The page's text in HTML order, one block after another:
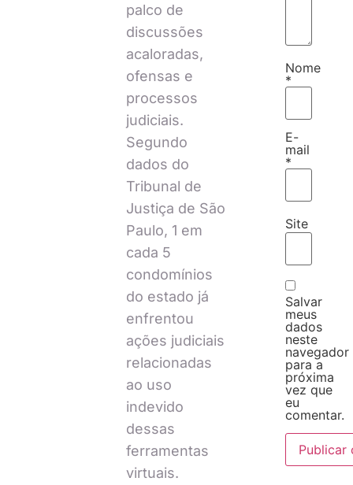
palco de
discussões
acaloradas,
ofensas e
processos
judiciais.
Segundo
dados do
Tribunal de
Justiça de São
Paulo, 1 em
cada 5
condomínios
do estado já
enfrentou
ações judiciais
relacionadas
ao uso
indevido
dessas
ferramentas
virtuais.
Nome
*
E-
mail
*
Site
Salvar
meus
dados
neste
navegador
para a
próxima
vez que
eu
comentar.